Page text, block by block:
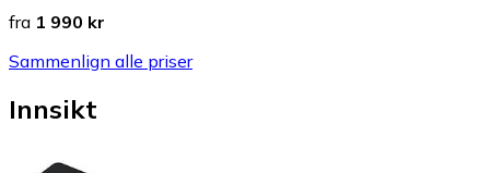
fra 1 990 kr
Sammenlign alle priser
Innsikt